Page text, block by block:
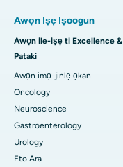
Awọn Iṣẹ Iṣoogun
Awọn ile-iṣẹ ti Excellence &
Pataki
Awọn imọ-jinlẹ ọkan
Oncology
Neuroscience
Gastroenterology
Urology
Eto Ara